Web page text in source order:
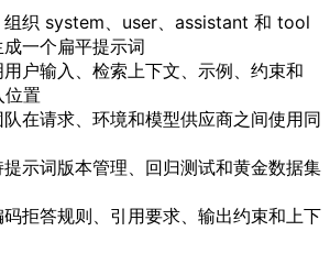
组织 system、user、assistant 和 tool
一个扁平提示词
户输入、检索上下文、示例、约束和
位置
在请求、环境和模型供应商之间使用同
示词版本管理、回归测试和黄金数据集
拒答规则、引用要求、输出约束和上下